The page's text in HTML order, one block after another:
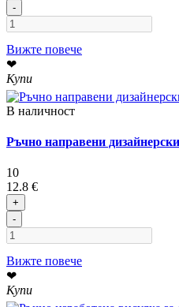
-
Вижте повече
❤
Купи
В наличност
Ръчно направени
10
12.8 €
+
-
Вижте повече
❤
Купи